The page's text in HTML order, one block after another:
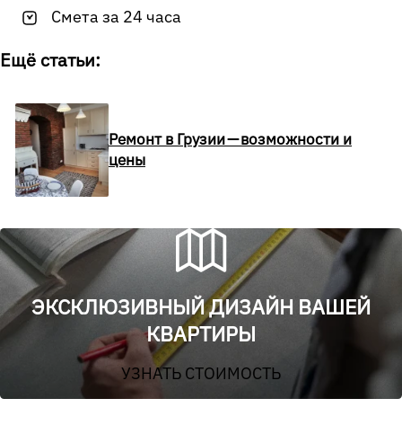
Смета за 24 часа
Ещё статьи:
Ремонт в Грузии — возможности и
цены
ЭКСКЛЮЗИВНЫЙ ДИЗАЙН ВАШЕЙ
КВАРТИРЫ
УЗНАТЬ СТОИМОСТЬ